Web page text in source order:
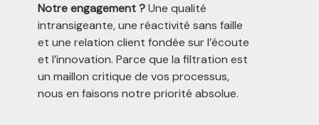
Notre engagement ?Une qualité
intransigeante, une réactivité sans faille
et une relation client fondée sur l’écoute
et l’innovation. Parce que la filtration est
un maillon critique de vos processus,
nous en faisons notre priorité absolue.